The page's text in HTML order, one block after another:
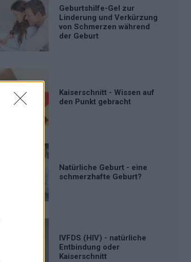
Geburtshilfe-Gel zur
Linderung und Verkürzung
von Schmerzen während
der Geburt
Kaiserschnitt - Wissen auf
den Punkt gebracht
Natürliche Geburt - eine
schmerzhafte Geburt?
IVFDS (HIV) - natürliche
Entbindung oder
Kaiserschnitt